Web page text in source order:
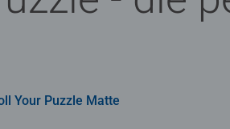
Your Puzzle Matte